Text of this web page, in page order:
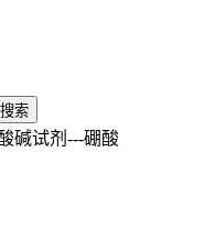
碱试剂---硼酸